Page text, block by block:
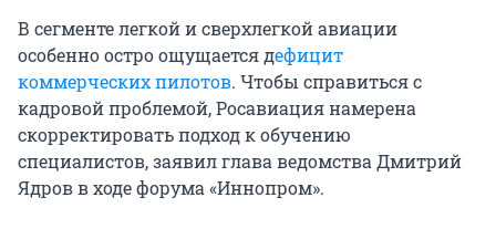
В сегменте легкой и сверхлегкой авиации
особенно остро ощущается дефицит
коммерческих пилотов. Чтобы справиться с
кадровой проблемой, Росавиация намерена
скорректировать подход к обучению
специалистов, заявил глава ведомства Дмитрий
Ядров в ходе форума «Иннопром».